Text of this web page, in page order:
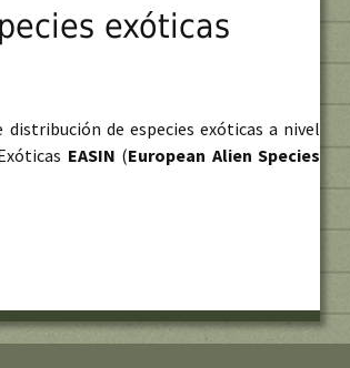
exóticas
de especies exóticas a nivel
EASIN (European Alien Species